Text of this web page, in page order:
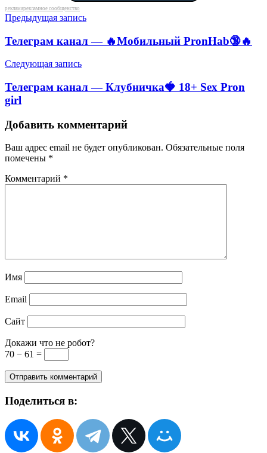
Метки
рекламарекламное сообщенство
Навигация
по
записям
Предыдущая запись
Телеграм канал — 🔥Мобильный PronHab🔞🔥
Следующая запись
Телеграм канал — Клубничка🍓 18+ Sex Pron
girl
Добавить комментарий
Ваш адрес email не будет опубликован. Обязательные поля
помечены *
Комментарий *
Имя
Email
Сайт
Докажи что не робот?
70 − 61 =
Поделиться в: